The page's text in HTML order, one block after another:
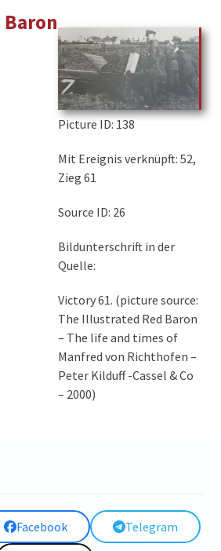
Baron
Picture ID: 138
Mit Ereignis verknüpft: 52,
Zieg 61
Source ID: 26
Bildunterschrift in der
Quelle:
Victory 61. (picture source:
The Illustrated Red Baron
– The life and times of
Manfred von Richthofen –
Peter Kilduff -Cassel & Co
– 2000)
Facebook Telegram